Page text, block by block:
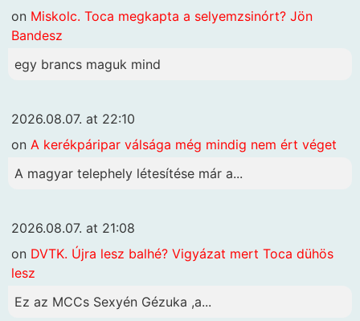
on Miskolc. Toca megkapta a selyemzsinórt? Jön
Bandesz
egy brancs maguk mind
2026.08.07. at 22:10
on A kerékpáripar válsága még mindig nem ért véget
A magyar telephely létesítése már a...
2026.08.07. at 21:08
on DVTK. Újra lesz balhé? Vigyázat mert Toca dühös
lesz
Ez az MCCs Sexyén Gézuka ,a...